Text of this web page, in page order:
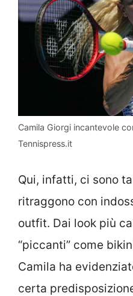
Camila Giorgi incantevole
Tennispress.it
Qui, infatti, ci sono
ritraggono con
outfit. Dai look più
“piccanti” come
Camila ha
certa